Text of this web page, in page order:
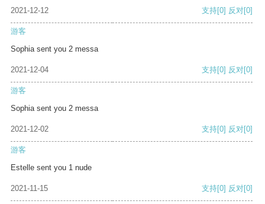
2021-12-12 支持[0] 反对[0]
游客
Sophia sent you 2 messa
2021-12-04 支持[0] 反对[0]
游客
Sophia sent you 2 messa
2021-12-02 支持[0] 反对[0]
游客
Estelle sent you 1 nude
2021-11-15 支持[0] 反对[0]